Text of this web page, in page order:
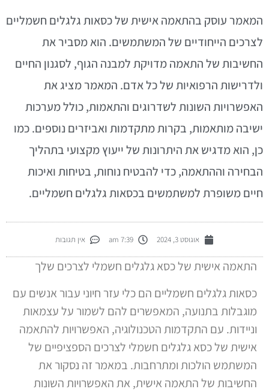
עוסק בהתאמה אישית של כסאות גלגלים חשמליים
הייחודיים של המשתמשים. הוא מסביר את
של התאמה מדויקת למבנה הגוף, לסגנון החיים
הרפואיות של כל אדם. המאמר מציג את
השונות לשדרוגים והתאמות, כולל מערכות
מותאמות, בקרות מתקדמות ואביזרים נוספים. כמו
הוא מדגיש את היתרונות של ייעוץ מקצועי בתהליך
וההתאמה, כדי להבטיח נוחות, בטיחות ואיכות
משופרת למשתמשים בכסאות גלגלים חשמליים.
אוגוסט 3, 2024 7:39 am אין תגובות
התאמה אישית של כסא גלגלים חשמלי לצרכים שלך
כסאות גלגלים חשמליים הם כלי עזר חיוני עבור אנשים עם
מוגבלות בתנועה, המאפשרים להם לשמור על עצמאות
וניידות. עם התקדמות הטכנולוגיה, האפשרויות להתאמה
אישית של כסא גלגלים חשמלי לצרכים הספציפיים של
המשתמש הולכות ומתרחבות. במאמר זה נסקור את
החשיבות של התאמה אישית, את האפשרויות השונות